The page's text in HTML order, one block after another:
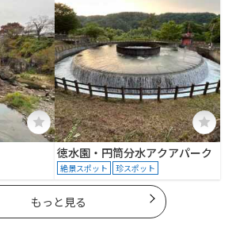
徳水園・円筒分水アクアパーク
絶景スポット 珍スポット
もっと見る